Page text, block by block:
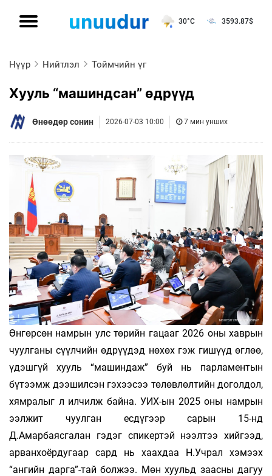
30°C 3593.87$
Нүүр Нийтлэл Тоймчийн үг
Хууль “машиндсан” өдрүүд
Өнөөдөр сонин 2026-07-03 10:00 7 мин унших
Өнгөрсөн намрын улс төрийн гацааг 2026 оны хаврын
чуулганы сүүлчийн өдрүүдэд нөхөх гэж гишүүд өглөө,
үдэшгүй хууль “машиндаж” буй нь парламентын
бүтээмж дээшилсэн гэхээсээ төлөвлөлтийн доголдол,
хямралыг л илчилж байна. УИХ-ын 2025 оны намрын
ээлжит чуулган есдүгээр сарын 15-нд
Д.Амарбаясгалан гэдэг спикертэй нээлтээ хийгээд,
арванхоёрдугаар сард нь хаахдаа Н.Учрал хэмээх
“ангийн дарга”-тай бол­жээ. Мөн хуульд заасны дагуу